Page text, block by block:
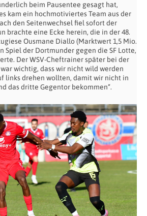
beim Pausentee gesagt hat,
kam ein hochmotiviertes Team aus der
den Seitenwechsel fiel sofort der
brachte eine Ecke herein, die in der 48.
Ousmane Diallo (Marktwert 1,5 Mio.
Spiel der Dortmunder gegen die SF Lotte,
Der WSV-Cheftrainer später bei der
wichtig, dass wir nicht wild werden
links drehen wollten, damit wir nicht in
das dritte Gegentor bekommen“.